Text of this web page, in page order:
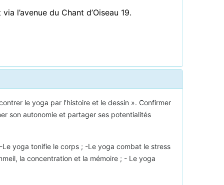
l’avenue du Chant d’Oiseau 19.
le yoga par l’histoire et le dessin ». Confirmer
son autonomie et partager ses potentialités
yoga tonifie le corps ; -Le yoga combat le stress
la concentration et la mémoire ; - Le yoga